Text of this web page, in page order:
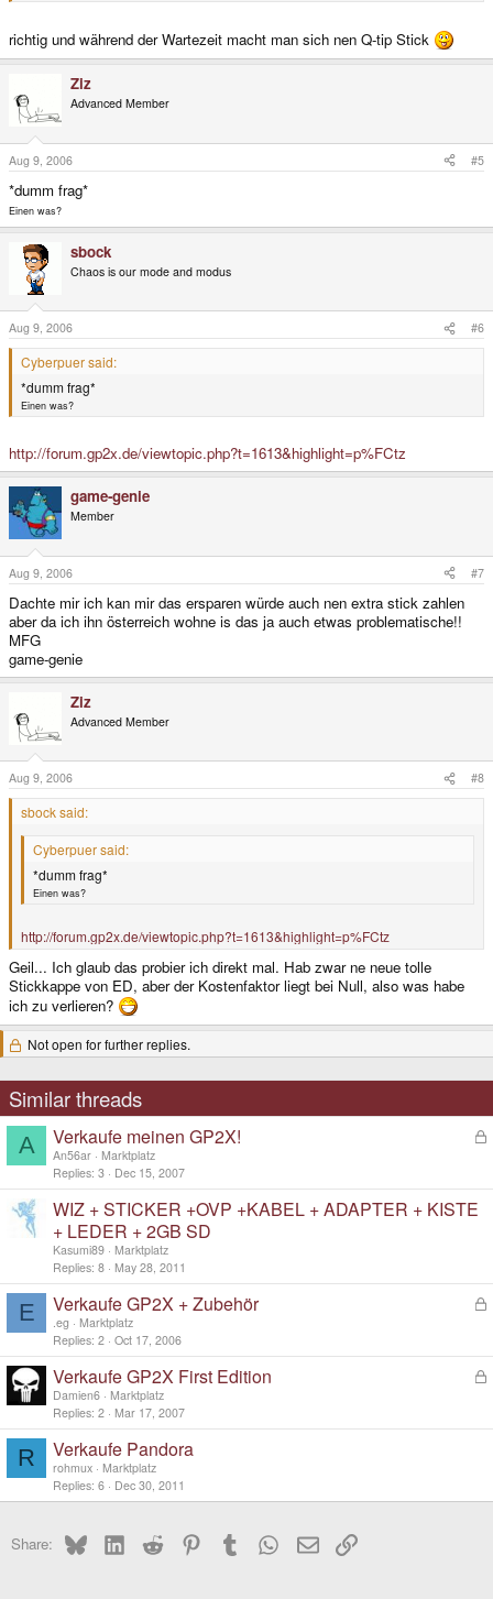
richtig und während der Wartezeit macht man sich nen Q-tip Stick
Ziz
Advanced Member
Aug 9, 2006 #5
*dumm frag*
Einen was?
sbock
Chaos is our mode and modus
Aug 9, 2006 #6
Cyberpuer said:
*dumm frag*
Einen was?
http://forum.gp2x.de/viewtopic.php?t=1613&highlight=p%FCtz
game-genie
Member
Aug 9, 2006 #7
Dachte mir ich kan mir das ersparen würde auch nen extra stick zahlen
aber da ich ihn österreich wohne is das ja auch etwas problematische!!
MFG
game-genie
Ziz
Advanced Member
Aug 9, 2006 #8
sbock said:
Cyberpuer said:
*dumm frag*
Einen was?
http://forum.gp2x.de/viewtopic.php?t=1613&highlight=p%FCtz
Geil... Ich glaub das probier ich direkt mal. Hab zwar ne neue tolle
Stickkappe von ED, aber der Kostenfaktor liegt bei Null, also was habe
ich zu verlieren?
Not open for further replies.
Similar threads
A
L
k
Verkaufe meinen GP2X!
An56ar
Marktplatz
Replies 3 Dec 15, 2007
WIZ + STICKER +OVP +KABEL + ADAPTER + KISTE
+ LEDER + 2GB SD
Kasumi89
Marktplatz
Replies 8 May 28, 2011
E
L
k
e
Verkaufe GP2X + Zubehör
.eg
Marktplatz
Replies 2 Oct 17, 2006
L
k
Verkaufe GP2X First Edition
Damien6
Marktplatz
Replies 2 Mar 17, 2007
R Verkaufe Pandora
rohmux
Marktplatz
Replies 6 Dec 30, 2011
Share: BlueskyLinkedInReddit PinterestTumblr WhatsApp
EmailLink